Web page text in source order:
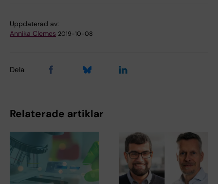
Uppdaterad av:
Annika Clemes 2019-10-08
Dela
Relaterade artiklar